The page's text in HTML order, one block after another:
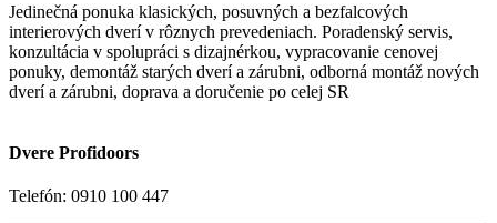
Jedinečná ponuka klasických, posuvných a bezfalcových
interierových dverí v rôznych prevedeniach. Poradenský servis,
konzultácia v spolupráci s dizajnérkou, vypracovanie cenovej
ponuky, demontáž starých dverí a zárubni, odborná montáž nových
dverí a zárubni, doprava a doručenie po celej SR
Dvere Profidoors
Telefón: 0910 100 447